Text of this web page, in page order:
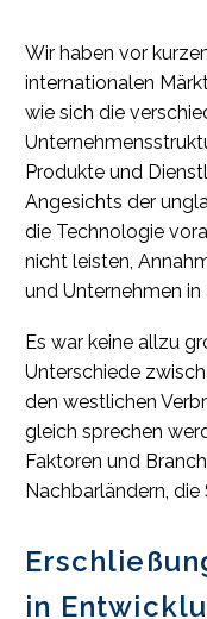
Wir haben vor
internationalen
wie sich die
Produkte und
Angesichts der
die Technologie
nicht leisten,
und Unternehmen
Es war keine allzu
Unterschiede
den westlichen
gleich sprechen
Faktoren und
Nachbarländern, die
in